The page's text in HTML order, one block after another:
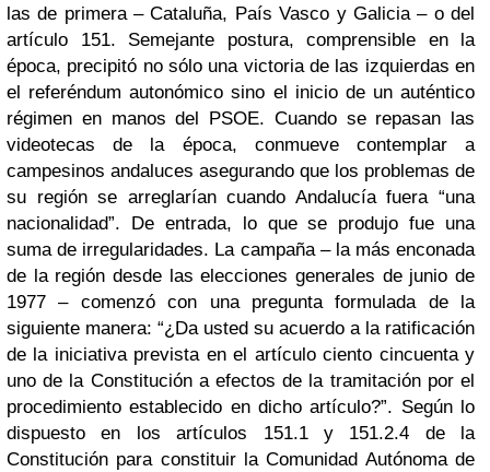
las de primera – Cataluña, País Vasco y Galicia – o del
artículo 151. Semejante postura, comprensible en la
época, precipitó no sólo una victoria de las izquierdas en
el referéndum autonómico sino el inicio de un auténtico
régimen en manos del PSOE. Cuando se repasan las
videotecas de la época, conmueve contemplar a
campesinos andaluces asegurando que los problemas de
su región se arreglarían cuando Andalucía fuera “una
nacionalidad”. De entrada, lo que se produjo fue una
suma de irregularidades. La campaña – la más enconada
de la región desde las elecciones generales de junio de
1977 – comenzó con una pregunta formulada de la
siguiente manera: “¿Da usted su acuerdo a la ratificación
de la iniciativa prevista en el artículo ciento cincuenta y
uno de la Constitución a efectos de la tramitación por el
procedimiento establecido en dicho artículo?”. Según lo
dispuesto en los artículos 151.1 y 151.2.4 de la
Constitución para constituir la Comunidad Autónoma de